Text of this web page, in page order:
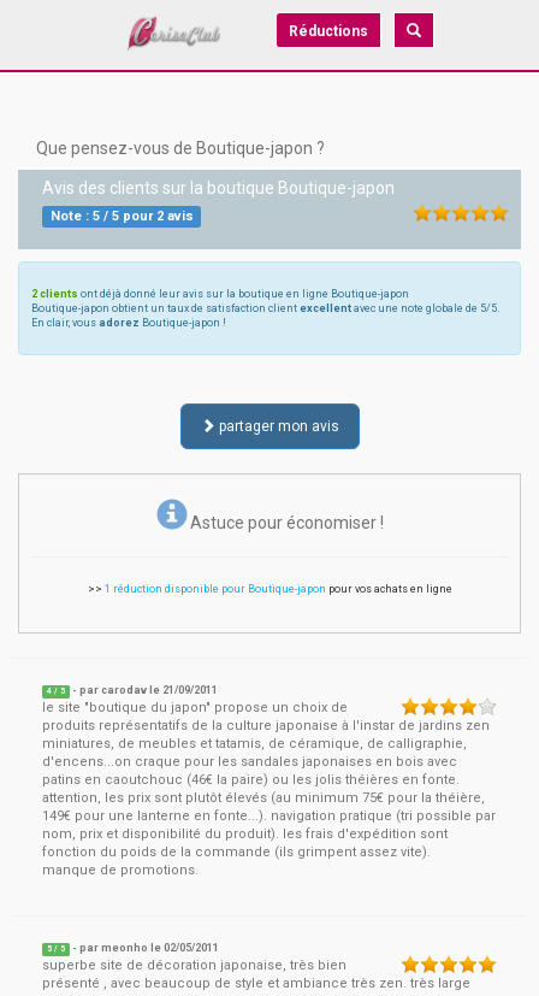
Réductions
Que pensez-vous de Boutique-japon ?
Avis des clients sur la boutique Boutique-japon
Note : 5/ 5pour 2avis
2 clients ont déjà donné leur avis sur la boutique en ligne Boutique-japon
Boutique-japon obtient un taux de satisfaction client excellent avec une note globale de 5/5.
En clair, vous adorez Boutique-japon !
partager mon avis
Astuce pour économiser !
>> 1 réduction disponible pour Boutique-japon pour vos achats en ligne
4 / 5 - parcarodav le 21/09/2011
le site "boutique du japon" propose un choix de
produits représentatifs de la culture japonaise à l'instar de jardins zen
miniatures, de meubles et tatamis, de céramique, de calligraphie,
d'encens...on craque pour les sandales japonaises en bois avec
patins en caoutchouc (46€ la paire) ou les jolis théières en fonte.
attention, les prix sont plutôt élevés (au minimum 75€ pour la théière,
149€ pour une lanterne en fonte...). navigation pratique (tri possible par
nom, prix et disponibilité du produit). les frais d'expédition sont
fonction du poids de la commande (ils grimpent assez vite).
manque de promotions.
5 / 5 - parmeonho le02/05/2011
superbe site de décoration japonaise, très bien
présenté , avec beaucoup de style et ambiance très zen. très large